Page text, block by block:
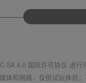
SA 4.0 国际许可协议 进
体和网络，仅供试玩体验